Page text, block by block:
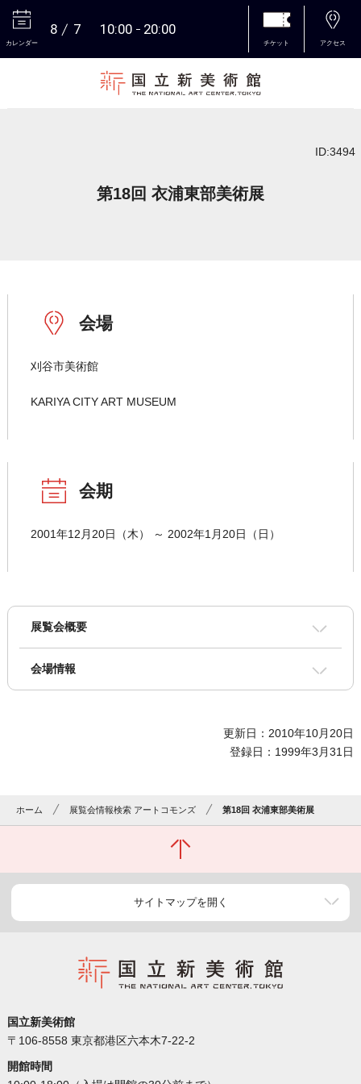
カレンダー
8 7 10:00 20:00
チケット アクセス
ID:3494
第18回 衣浦東部美術展
会場
刈谷市美術館
KARIYA CITY ART MUSEUM
会期
2001年12月20日（木） ～ 2002年1月20日（日）
展覧会概要
会場情報
更新日：2010年10月20日
登録日：1999年3月31日
ホーム 展覧会情報検索 アートコモンズ 第18回 衣浦東部美術展
サイトマップを開く
国立新美術館
〒106-8558 東京都港区六本木7-22-2
開館時間